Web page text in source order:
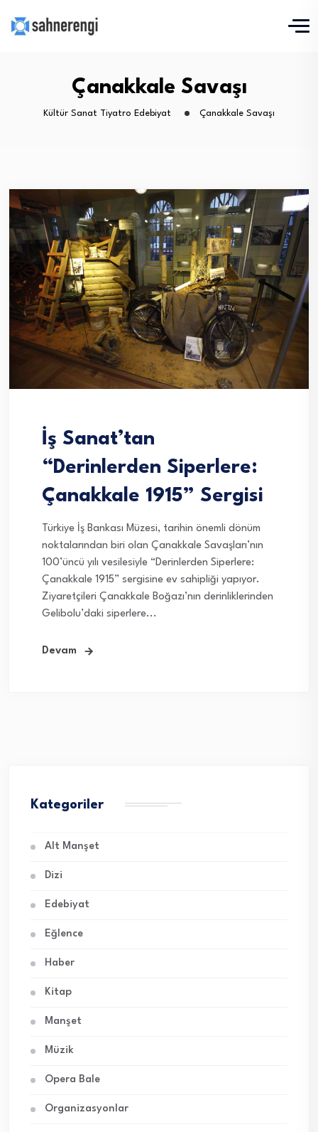
Çanakkale Savaşı
Kültür Sanat Tiyatro Edebiyat Çanakkale Savaşı
İş Sanat’tan
“Derinlerden Siperlere:
Çanakkale 1915” Sergisi
Türkiye İş Bankası Müzesi, tarihin önemli dönüm
noktalarından biri olan Çanakkale Savaşları’nın
100’üncü yılı vesilesiyle “Derinlerden Siperlere:
Çanakkale 1915” sergisine ev sahipliği yapıyor.
Ziyaretçileri Çanakkale Boğazı’nın derinliklerinden
Gelibolu’daki siperlere...
Devam
Kategoriler
Alt Manşet
Dizi
Edebiyat
Eğlence
Haber
Kitap
Manşet
Müzik
Opera Bale
Organizasyonlar